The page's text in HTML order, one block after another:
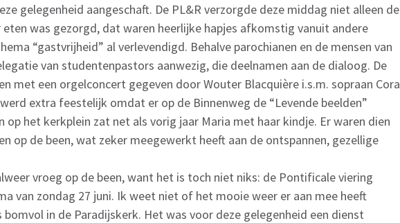
gelegenheid aangeschaft. De PL&R verzorgde deze middag niet alleen de
was gezorgd, dat waren heerlijke hapjes afkomstig vanuit andere
“gastvrijheid” al verlevendigd. Behalve parochianen en de mensen van
van studentenpastors aanwezig, die deelnamen aan de dialoog. De
met een orgelconcert gegeven door Wouter Blacquière i.s.m. sopraan Cora
extra feestelijk omdat er op de Binnenweg de “Levende beelden”
op het kerkplein zat net als vorig jaar Maria met haar kindje. Er waren dien
op de been, wat zeker meegewerkt heeft aan de ontspannen, gezellige
vroeg op de been, want het is toch niet niks: de Pontificale viering
van zondag 27 juni. Ik weet niet of het mooie weer er aan mee heeft
in de Paradijskerk. Het was voor deze gelegenheid een dienst